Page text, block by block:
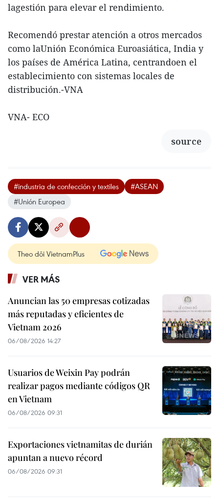
lagestión para elevar el rendimiento.
Recomendó prestar atención a otros mercados
como laUnión Económica Euroasiática, India y
los países de América Latina, centrandoen el
establecimiento con sistemas locales de
distribución.-VNA
VNA- ECO
source
#industria de confección y textiles
#ASEAN
#Unión Europea
Theo dõi VietnamPlus
VER MÁS
Anuncian las 50 empresas cotizadas
más reputadas y eficientes de
Vietnam 2026
06/08/2026 14:27
Usuarios de Weixin Pay podrán
realizar pagos mediante códigos QR
en Vietnam
06/08/2026 09:31
Exportaciones vietnamitas de durián
apuntan a nuevo récord
06/08/2026 09:31